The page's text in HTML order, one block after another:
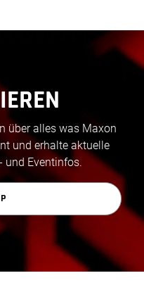
über alles was Maxon
und erhalte aktuelle
und Eventinfos.